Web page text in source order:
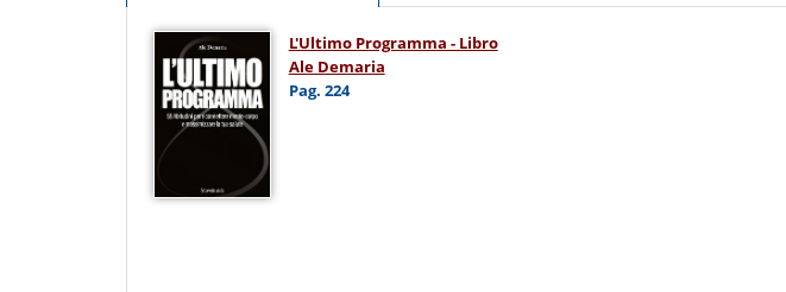
L'Ultimo Programma - Libro
Ale Demaria
Pag. 224